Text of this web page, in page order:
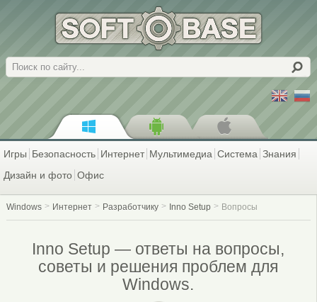
Поиск
Игры Безопасность Интернет Мультимедиа Система Знания
Дизайн и фото Офис
Windows Интернет Разработчику Inno Setup Вопросы
Inno Setup — ответы на вопросы,
советы и решения проблем для
Windows.